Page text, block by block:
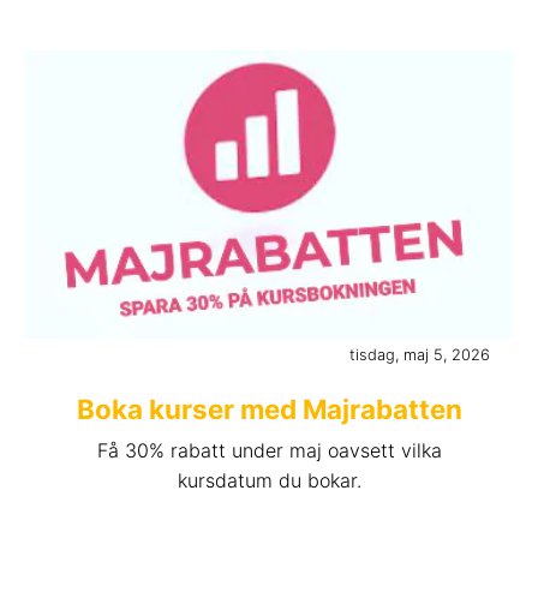
tisdag, maj 5, 2026
Boka kurser med Majrabatten
Få 30% rabatt under maj oavsett vilka
kursdatum du bokar.